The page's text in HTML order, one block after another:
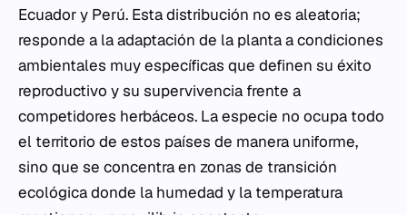
Ecuador y Perú. Esta distribución no es aleatoria;
responde a la adaptación de la planta a condiciones
ambientales muy específicas que definen su éxito
reproductivo y su supervivencia frente a
competidores herbáceos. La especie no ocupa todo
el territorio de estos países de manera uniforme,
sino que se concentra en zonas de transición
ecológica donde la humedad y la temperatura